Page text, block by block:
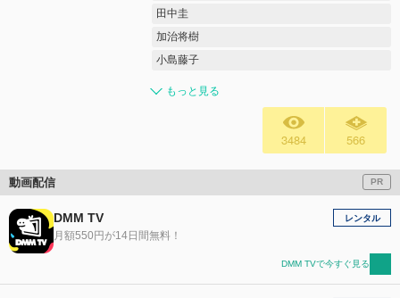
田中圭
加治将樹
小島藤子
もっと見る
3484 566
動画配信 PR
DMM TV
月額550円が14日間無料！
レンタル
DMM TVで今すぐ見る